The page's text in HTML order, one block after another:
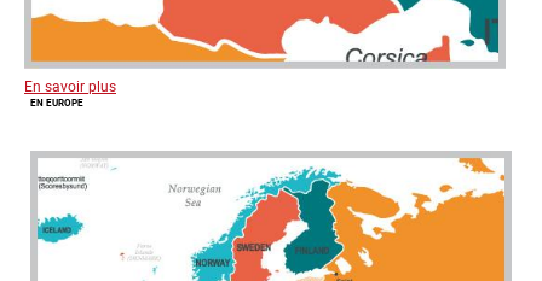
En savoir plus
EN EUROPE